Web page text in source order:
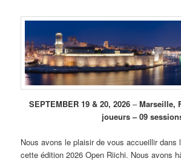
SEPTEMBER 19 & 20, 2026 –Marseille,
joueurs – 09
Nous avons le plaisir de vous accueillir dans
cette édition 2026 Open Riichi. Nous avons